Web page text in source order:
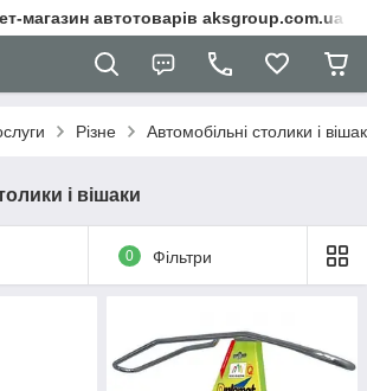
магазин автотоварів aksgroup.com.ua
Різне Автомобільні столики і
і вішаки
0 Фільтри